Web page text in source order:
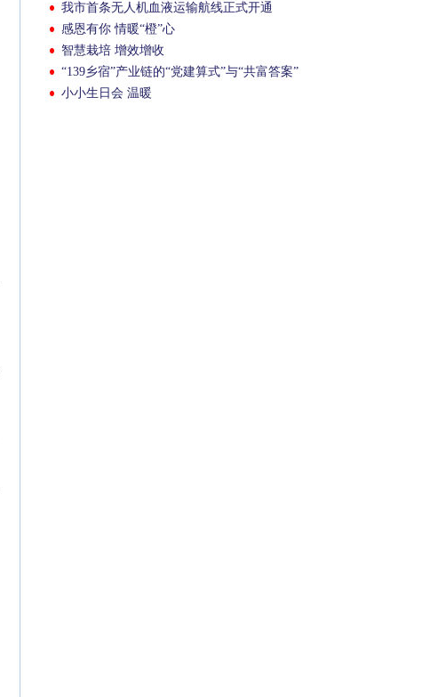
我市首条无人机血液运输航线正式开通
感恩有你 情暖“橙”心
智慧栽培 增效增收
“139乡宿”产业链的“党建算式”与“共富答案”
小小生日会 温暖